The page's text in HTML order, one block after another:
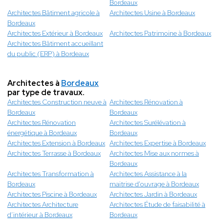
Bordeaux
Architectes Bâtiment agricole à
Bordeaux
Architectes Usine à Bordeaux
Architectes Extérieur à Bordeaux
Architectes Patrimoine à Bordeaux
Architectes Bâtiment accueillant
du public (ERP) à Bordeaux
Architectes à Bordeaux
par type de travaux.
Architectes Construction neuve à
Bordeaux
Architectes Rénovation à
Bordeaux
Architectes Rénovation
énergétique à Bordeaux
Architectes Surélévation à
Bordeaux
Architectes Extension à Bordeaux Architectes Expertise à Bordeaux
Architectes Terrasse à Bordeaux
Architectes Mise aux normes à
Bordeaux
Architectes Transformation à
Bordeaux
Architectes Assistance à la
maitrise d'ouvrage à Bordeaux
Architectes Piscine à Bordeaux
Architectes Jardin à Bordeaux
Architectes Architecture
d’intérieur à Bordeaux
Architectes Étude de faisabilité à
Bordeaux